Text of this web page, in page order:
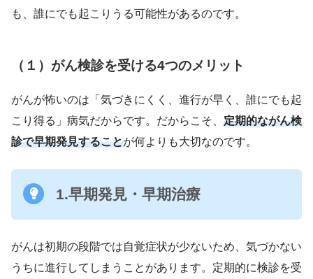
も、誰にでも起こりうる可能性があるのです。
（１）がん検診を受ける4つのメリット
がんが怖いのは「気づきにくく、進行が早く、誰にでも起
こり得る」病気だからです。だからこそ、 定期的ながん検
診で早期発見することが何よりも大切なのです。
1.早期発見・早期治療
がんは初期の段階では自覚症状が少ないため、気づかない
うちに進行してしまうことがあります。定期的に検診を受